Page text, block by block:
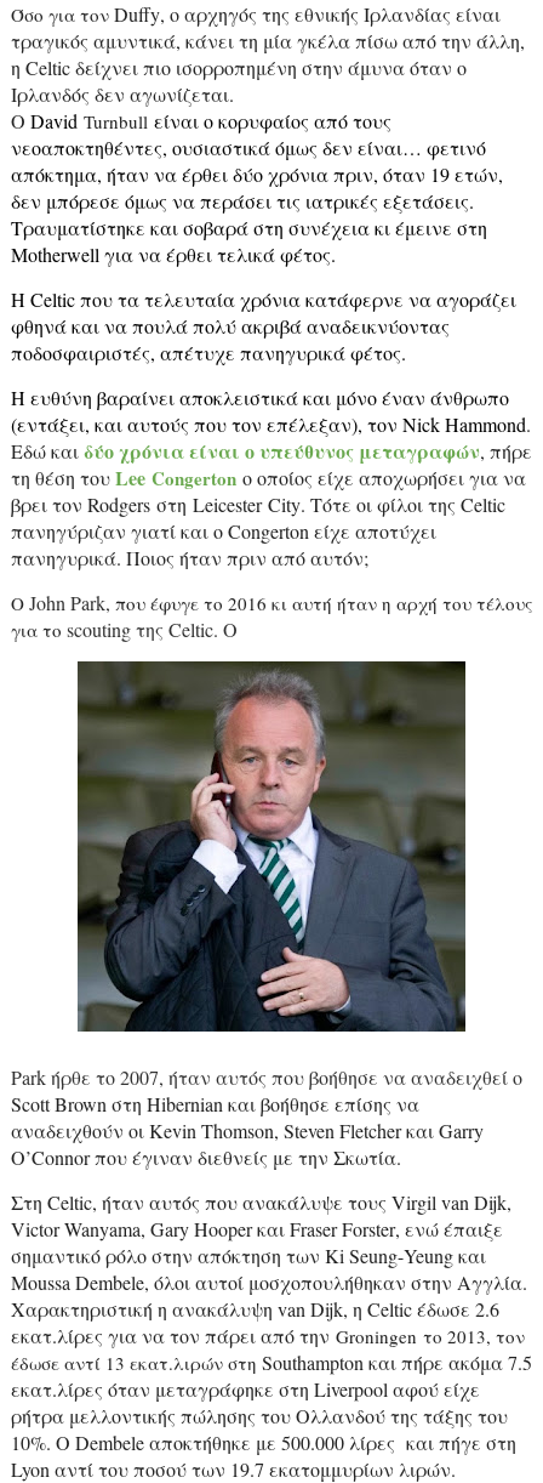
Όσο για τον Duffy, oαρχηγός της εθνικής Ιρλανδίας είναι
τραγικός αμυντικά, κάνει τη μία γκέλα πίσω από την άλλη,
η Celticδείχνει πιο ισορροπημένη στην άμυνα όταν ο
Ιρλανδός δεν αγωνίζεται.
Ο David Turnbull είναι ο κορυφαίος από τους
νεοαποκτηθέντες, ουσιαστικά όμως δεν είναι… φετινό
απόκτημα, ήταν να έρθει δύο χρόνια πριν, όταν 19 ετών,
δεν μπόρεσε όμως να περάσει τις ιατρικές εξετάσεις.
Τραυματίστηκε και σοβαρά στη συνέχεια κι έμεινε στη
Motherwell για να έρθει τελικά φέτος.
Η Celticπου τα τελευταία χρόνια κατάφερνε να αγοράζει
φθηνά και να πουλά πολύ ακριβά αναδεικνύοντας
ποδοσφαιριστές, απέτυχε πανηγυρικά φέτος.
Η ευθύνη βαραίνει αποκλειστικά και μόνο έναν άνθρωπο
(εντάξει, και αυτούς που τον επέλεξαν), τον NickHammond.
Εδώ καιδύο χρόνια είναι ο υπεύθυνος μεταγραφών, πήρε
τη θέση τουLee Congertonο οποίος είχε αποχωρήσει για να
βρει τον Rodgers στη Leicester City. Tότε οι φίλοι της Celtic
πανηγύριζαν γιατί και οCongerton είχε αποτύχει
πανηγυρικά. Ποιος ήταν πριν από αυτόν;
O John Park, που έφυγε το 2016 κι αυτή ήταν η αρχή του τέλους
για το scoutingτης Celtic. O
Parkήρθε το 2007, ήταν αυτός που βοήθησε να αναδειχθεί ο
ScottBrown στη Hibernian και βοήθησε επίσης να
αναδειχθούν οιKevin Thomson, Steven FletcherκαιGarry
O’Connorπου έγιναν διεθνείς με την Σκωτία.
Στη Celtic, ήταν αυτός που ανακάλυψε τους Virgil van Dijk,
VictorWanyama, GaryHooperκαιFraserForster, ενώ έπαιξε
σημαντικό ρόλο στην απόκτηση των Ki Seung-Yeungκαι
Moussa Dembele, όλοι αυτοί μοσχοπουλήθηκαν στην Αγγλία.
Χαρακτηριστική η ανακάλυψη van Dijk, η Celticέδωσε 2.6
εκατ.λίρες για να τον πάρει από την Groningen το 2013, τον
έδωσε αντί 13 εκατ.λιρών στη Southampton και πήρε ακόμα 7.5
εκατ.λίρες όταν μεταγράφηκε στη Liverpool αφού είχε
ρήτρα μελλοντικής πώλησης του Ολλανδού της τάξης του
10%. Ο Dembeleαποκτήθηκε με 500.000 λίρες και πήγε στη
Lyon αντί του ποσού των 19.7 εκατομμυρίων λιρών.